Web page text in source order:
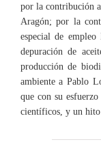
por la contribución
Aragón; por la
especial de
depuración de
producción de
ambiente a Pablo
que con su
científicos, y un hito